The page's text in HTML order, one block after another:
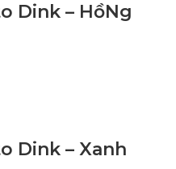
Dink – HồNg
Dink – Xanh